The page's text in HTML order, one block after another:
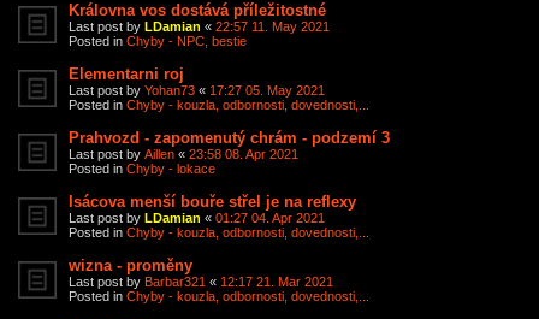
Královna vos dostává příležitostné
Last post by LDamian « 22:57 11. May 2021
Posted in Chyby - NPC, bestie
Elementarni roj
Last post by Yohan73 « 17:27 05. May 2021
Posted in Chyby - kouzla, odbornosti, dovednosti,...
Prahvozd - zapomenutý chrám - podzemí 3
Last post by Aillen « 23:58 08. Apr 2021
Posted in Chyby - lokace
Isácova menší bouře střel je na reflexy
Last post by LDamian « 01:27 04. Apr 2021
Posted in Chyby - kouzla, odbornosti, dovednosti,...
wizna - proměny
Last post by Barbar321 « 12:17 21. Mar 2021
Posted in Chyby - kouzla, odbornosti, dovednosti,...